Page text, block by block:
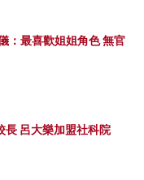
：最喜歡姐姐角色 無官
長 呂大樂加盟社科院